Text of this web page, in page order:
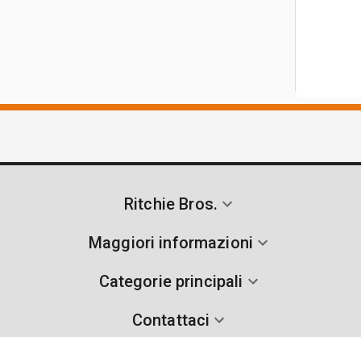
Ritchie Bros.
Maggiori informazioni
Categorie principali
Contattaci